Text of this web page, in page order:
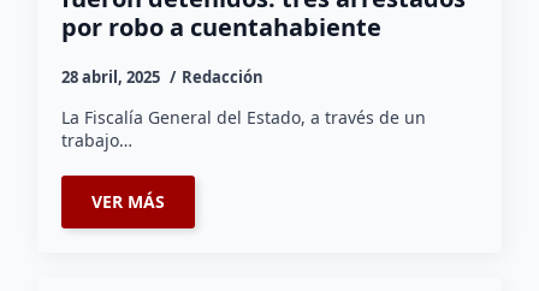
por robo a cuentahabiente
28 abril, 2025 Redacción
La Fiscalía General del Estado, a través de un
trabajo…
VER MÁS